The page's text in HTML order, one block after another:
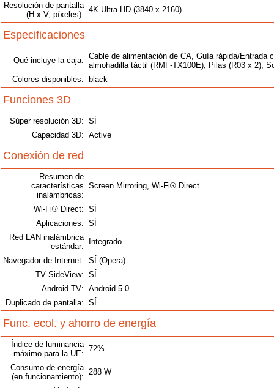
Resolución de pantalla
(H x V, píxeles):
4K Ultra HD (3840 x 2160)
Especificaciones
Qué incluye la caja: Cable de alimentación de CA, Guía rápida/Entrada
almohadilla táctil (RMF-TX100E), Pilas (R03 x 2),
Colores disponibles:
black
Funciones 3D
Súper resolución 3D: SÍ
Capacidad 3D: Active
Conexión de red
Resumen de
características
inalámbricas:
Screen Mirroring, Wi-Fi® Direct
Wi-Fi® Direct: SÍ
Aplicaciones: SÍ
Red LAN inalámbrica
estándar:
Integrado
Navegador de Internet: SÍ (Opera)
TV SideView: SÍ
Android TV: Android 5.0
Duplicado de pantalla: SÍ
Func. ecol. y ahorro de energía
Índice de luminancia
máximo para la UE:
72%
Consumo de energía
(en funcionamiento):
288 W